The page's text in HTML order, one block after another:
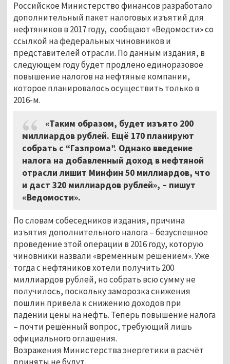
Российское Министерство финансов разработало
дополнительный пакет налоговых изъятий для
нефтяников в 2017 году, сообщают «Ведомости» со
ссылкой на федеральных чиновников и
представителей отрасли. По данным издания, в
следующем году будет продлено единоразовое
повышение налогов на нефтяные компании,
которое планировалось осуществить только в
2016-м.
«Таким образом, будет изъято 200
миллиардов рублей. Ещё 170 планируют
собрать с “Газпрома”. Однако введение
налога на добавленный доход в нефтяной
отрасли лишит Минфин 50 миллиардов, что
и даст 320 миллиардов рублей», – пишут
«Ведомости».
По словам собеседников издания, причина
изъятия дополнительного налога – безуспешное
проведение этой операции в 2016 году, которую
чиновники назвали «временным решением». Уже
тогда с нефтяников хотели получить 200
миллиардов рублей, но собрать всю сумму не
получилось, поскольку заморозка снижения
пошлин привела к снижению доходов при
падении цены на нефть. Теперь повышение налога
– почти решённый вопрос, требующий лишь
официального оглашения.
Возражения Министерства энергетики в расчёт